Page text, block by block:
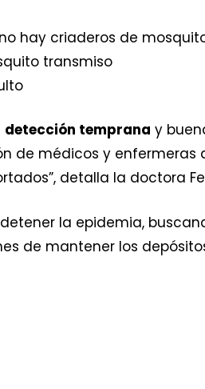
hay criaderos de
transmiso
detección temprana y
de médicos y enfermeras
detalla la doctora
la epidemia,
de mantener los